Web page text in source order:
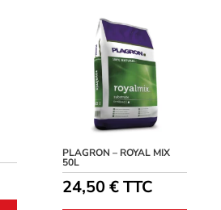
PLAGRON – ROYAL MIX
50L
24,50€TTC